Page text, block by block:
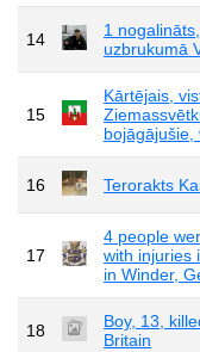
14
1
uzbrukumā
15
Kārtējais,
bojāgājušie,
16 Terorakts
17
4 people
with injuries
in Winder,
18
Boy, 13,
Britain